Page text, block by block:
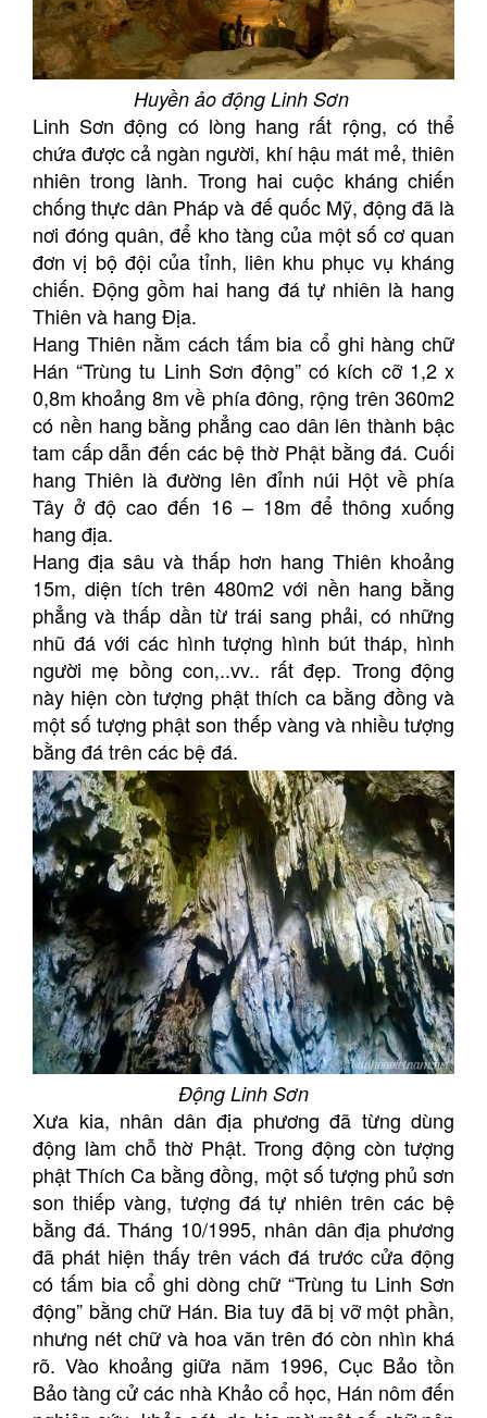
Huyền ảo động Linh Sơn
Linh Sơn động có lòng hang rất rộng, có thể
chứa được cả ngàn người, khí hậu mát mẻ, thiên
nhiên trong lành. Trong hai cuộc kháng chiến
chống thực dân Pháp và đế quốc Mỹ, động đã là
nơi đóng quân, để kho tàng của một số cơ quan
đơn vị bộ đội của tỉnh, liên khu phục vụ kháng
chiến. Động gồm hai hang đá tự nhiên là hang
Thiên và hang Địa.
Hang Thiên nằm cách tấm bia cổ ghi hàng chữ
Hán “Trùng tu Linh Sơn động” có kích cỡ 1,2 x
0,8m khoảng 8m về phía đông, rộng trên 360m2
có nền hang bằng phẳng cao dân lên thành bậc
tam cấp dẫn đến các bệ thờ Phật bằng đá. Cuối
hang Thiên là đường lên đỉnh núi Hột về phía
Tây ở độ cao đến 16 – 18m để thông xuống
hang địa.
Hang địa sâu và thấp hơn hang Thiên khoảng
15m, diện tích trên 480m2 với nền hang bằng
phẳng và thấp dần từ trái sang phải, có những
nhũ đá với các hình tượng hình bút tháp, hình
người mẹ bồng con,..vv.. rất đẹp. Trong động
này hiện còn tượng phật thích ca bằng đồng và
một số tượng phật son thếp vàng và nhiều tượng
bằng đá trên các bệ đá.
Động Linh Sơn
Xưa kia, nhân dân địa phương đã từng dùng
động làm chỗ thờ Phật. Trong động còn tượng
phật Thích Ca bằng đồng, một số tượng phủ sơn
son thiếp vàng, tượng đá tự nhiên trên các bệ
bằng đá. Tháng 10/1995, nhân dân địa phương
đã phát hiện thấy trên vách đá trước cửa động
có tấm bia cổ ghi dòng chữ “Trùng tu Linh Sơn
động” bằng chữ Hán. Bia tuy đã bị vỡ một phần,
nhưng nét chữ và hoa văn trên đó còn nhìn khá
rõ. Vào khoảng giữa năm 1996, Cục Bảo tồn
Bảo tàng cử các nhà Khảo cổ học, Hán nôm đến